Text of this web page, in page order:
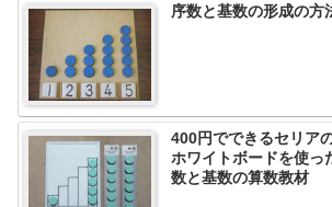
序数と基数の形成の方
400円でできるセリア
ホワイトボードを使っ
数と基数の算数教材